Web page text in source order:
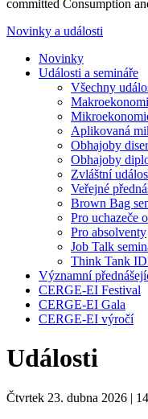
committed Consumption
Novinky a události
Novinky
Události a semináře
Všechny
Aplikovaná
Obhajoby
Obhajoby
Zvláštní
Veřejné
Brown Bag
Pro uchazeče
Pro absolventy
Job Talk
Think Tank
Významní
CERGE-EI Festival
CERGE-EI Gala
CERGE-EI výročí
Události
Čtvrtek 23. dubna 2026 |